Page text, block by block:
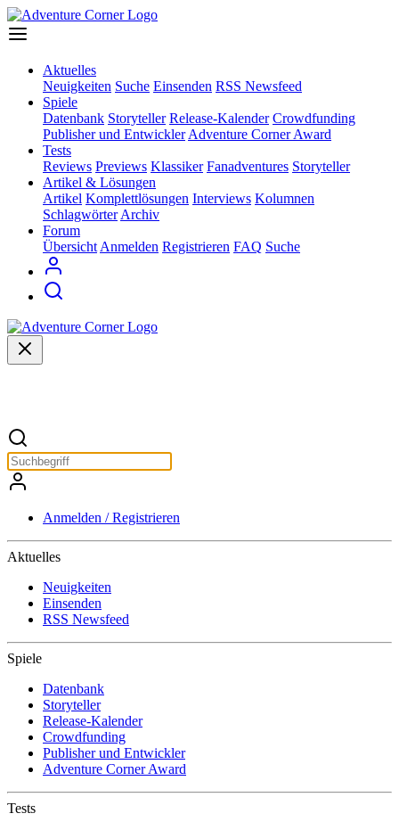
Aktuelles
Neuigkeiten Suche Einsenden RSS Newsfeed
Spiele
Datenbank Storyteller Release-Kalender Crowdfunding
Publisher und Entwickler Adventure Corner Award
Tests
Reviews Previews Klassiker Fanadventures Storyteller
Artikel & Lösungen
Artikel Komplettlösungen Interviews Kolumnen
Schlagwörter Archiv
Forum
Übersicht Anmelden Registrieren FAQ Suche
Anmelden / Registrieren
Aktuelles
Neuigkeiten
Einsenden
RSS Newsfeed
Spiele
Datenbank
Storyteller
Release-Kalender
Crowdfunding
Publisher und Entwickler
Adventure Corner Award
Tests